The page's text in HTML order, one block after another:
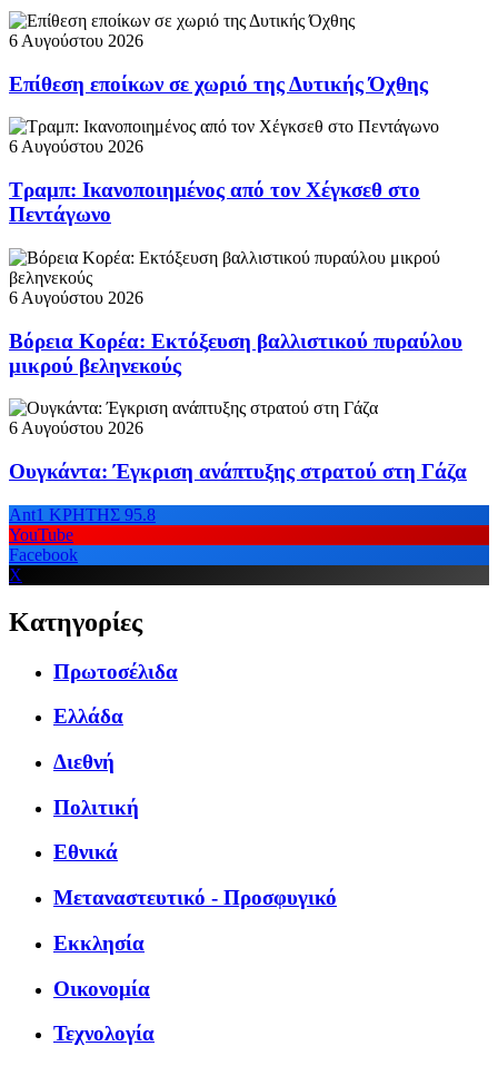
6 Αυγούστου 2026
Επίθεση εποίκων σε χωριό της Δυτικής Όχθης
6 Αυγούστου 2026
Τραμπ: Ικανοποιημένος από τον Χέγκσεθ στο
Πεντάγωνο
6 Αυγούστου 2026
Βόρεια Κορέα: Εκτόξευση βαλλιστικού πυραύλου
μικρού βεληνεκούς
6 Αυγούστου 2026
Ουγκάντα: Έγκριση ανάπτυξης στρατού στη Γάζα
Ant1 ΚΡΗΤΗΣ 95.8
YouTube
Facebook
X
Κατηγορίες
Πρωτοσέλιδα
Ελλάδα
Διεθνή
Πολιτική
Εθνικά
Μεταναστευτικό - Προσφυγικό
Εκκλησία
Οικονομία
Τεχνολογία